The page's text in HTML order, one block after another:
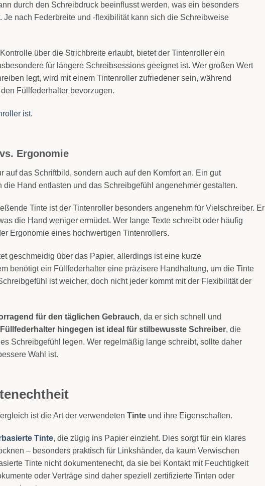
durch den Schreibdruck beeinflusst werden, was ein besonders
Je nach Federbreite und -flexibilität kann sich die Schreibweise
über die Strichbreite erlaubt, bietet der Tintenroller ein
für längere Schreibsessions geeignet ist. Wer großen Wert
legt, wird mit einem Tintenroller zufriedener sein, während
Füllfederhalter bevorzugen.
ist.
Ergonomie
auf das Schriftbild, sondern auch auf den Komfort an. Ein gut
Hand entlasten und das Schreibgefühl angenehmer gestalten.
Tinte ist der Tintenroller besonders angenehm für Vielschreiber. Er
die Hand weniger ermüdet. Wer lange Texte schreibt oder häufig
Ergonomie eines hochwertigen Tintenrollers.
geschmeidig über das Papier, allerdings ist eine kurze
benötigt ein Füllfederhalter eine präzisere Handhaltung, um die Tinte
ist weicher, doch nicht jeder kommt mit der Flexibilität der
für den täglichen Gebrauch, da er sich schnell und
Füllfederhalter hingegen ist ideal für stilbewusste Schreiber, die
Schreibgefühl legen. Wer regelmäßig lange schreibt, sollte daher
Wahl ist.
ist die Art der verwendeten Tinte und ihre Eigenschaften.
Tinte, die zügig ins Papier einzieht. Dies sorgt für ein klares
– besonders praktisch für Linkshänder, da kaum Verwischen
Tinte nicht dokumentenecht, da sie bei Kontakt mit Feuchtigkeit
oder Verträge sind daher speziell zertifizierte Tinten oder